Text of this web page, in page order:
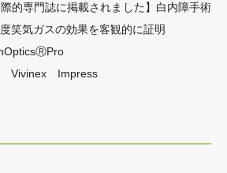
際的専門誌に掲載されました】白内障手術
気ガスの効果を客観的に証明
Vivinex Impress